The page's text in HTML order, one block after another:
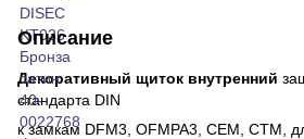
Описание
Декоративный щиток внутренний
стандарта DIN
к замкам DFM3, OFMPA3, CEM, CTM,